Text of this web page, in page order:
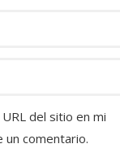
del sitio en mi
un comentario.